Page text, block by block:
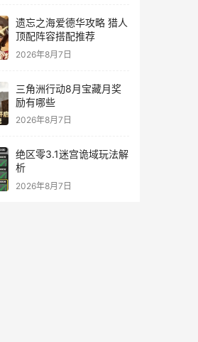
遗忘之海爱德华攻略 猎人
顶配阵容搭配推荐
2026年8月7日
三角洲行动8月宝藏月奖
励有哪些
2026年8月7日
绝区零3.1迷宫诡域玩法解
析
2026年8月7日